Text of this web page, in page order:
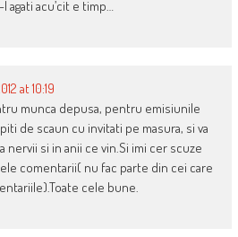
agati acu’cit e timp…
at 10:19
munca depusa, pentru emisiunile
de scaun cu invitati pe masura, si va
nervii si in anii ce vin.Si imi cer scuze
comentarii( nu fac parte din cei care
cele bune.